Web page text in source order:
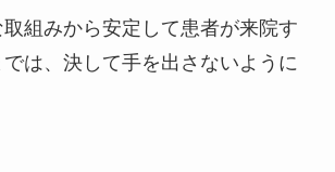
組みから安定して患者が来院す
は、決して手を出さないように